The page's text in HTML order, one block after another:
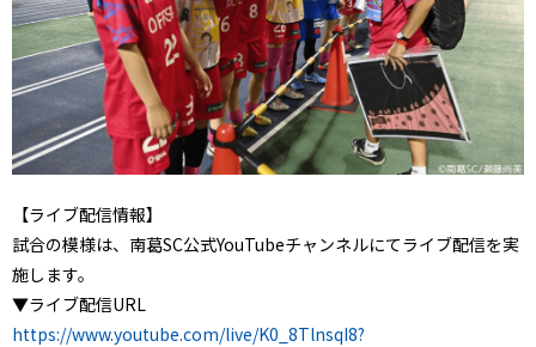
【ライブ配信情報】
試合の模様は、南葛SC公式YouTubeチャンネルにてライブ配信を実
施します。
▼ライブ配信URL
https://www.youtube.com/live/K0_8TlnsqI8?